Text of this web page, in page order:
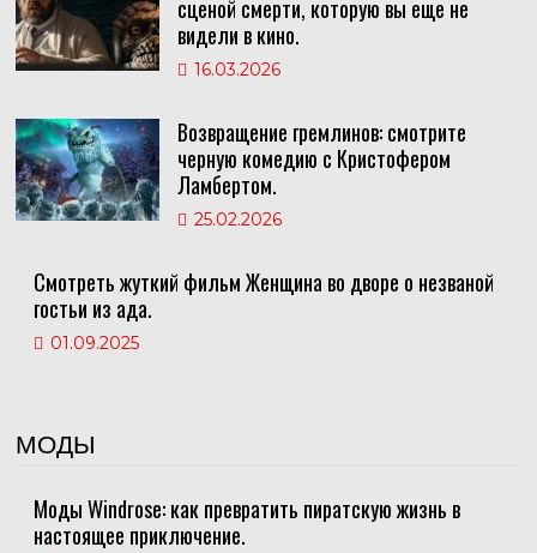
сценой смерти, которую вы еще не
видели в кино.
16.03.2026
Возвращение гремлинов: смотрите
черную комедию с Кристофером
Ламбертом.
25.02.2026
Смотреть жуткий фильм Женщина во дворе о незваной
гостьи из ада.
01.09.2025
МОДЫ
Моды Windrose: как превратить пиратскую жизнь в
настоящее приключение.